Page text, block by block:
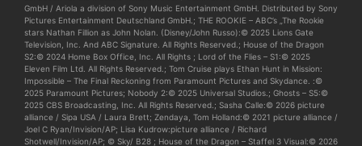
GmbH / Ariola a division of Sony Music Entertainment GmbH. Distributed by Sony
Pictures Entertainment Deutschland GmbH.; THE ROOKIE – ABC’s „The Rookie
stars Nathan Fillion as John Nolan. (Disney/John Russo):© 2025 Lions Gate
Television, Inc. And ABC Signature. All Rights Reserved.; House of the Dragon
S2:© 2024 Home Box Office, Inc. All Rights ; Lord of the Flies – S1:© 2025
Eleven Film Ltd. All Rights Reserved.; Tom Cruise plays Ethan Hunt in Mission:
Impossible – The Final Reckoning from Paramount Pictures and Skydance. :©
2025 Paramount Pictures; Nobody 2:© 2025 Universal Studios.; Ghosts – S5:©
2025 CBS Broadcasting, Inc. All Rights Reserved.; Sasha Calle:© 2026 picture
alliance / Sipa USA / Laura Brett; Zendaya, Tom Holland:© 2021 picture alliance /
Joel C Ryan/Invision/AP; Lisa Kudrow:picture alliance / Richard
Shotwell/Invision/AP; © Sky/ B28 ; House of the Dragon – Staffel 3 Visual:© 2026